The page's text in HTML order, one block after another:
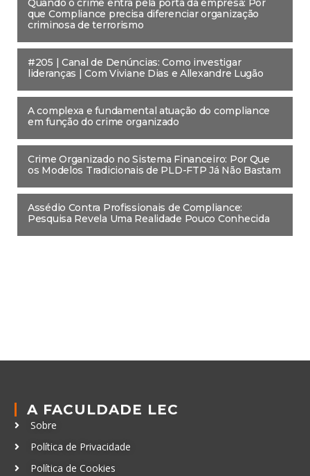
Quando o crime entra pela porta da empresa: Por
que Compliance precisa diferenciar organização
criminosa de terrorismo
#205 | Canal de Denúncias: Como investigar
lideranças | Com Viviane Dias e Allexandre Lugão
A complexa e fundamental atuação do compliance
em função do crime organizado
Crime Organizado no Sistema Financeiro: Por Que
os Modelos Tradicionais de PLD-FTP Já Não Bastam
Assédio Contra Profissionais de Compliance:
Pesquisa Revela Uma Realidade Pouco Conhecida
A FACULDADE LEC
Sobre
Política de Privacidade
Política de Cookies